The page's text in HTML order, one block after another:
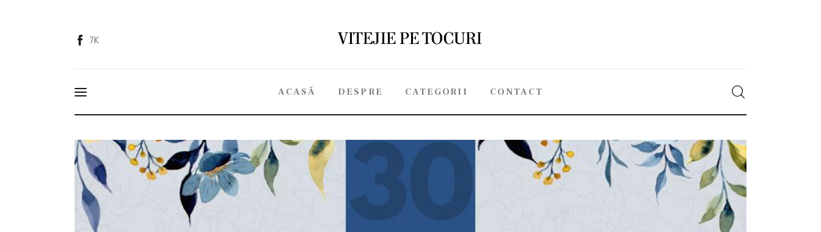
7K
ACASĂ DESPRE CATEGORII CONTACT
A III-a ediție a Balului Florilor, un eveniment caritabil dedicat artei, culturii și educației.